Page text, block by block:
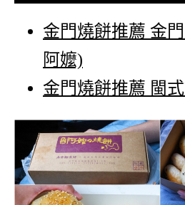
金門燒餅推薦 金
阿嬤)
金門燒餅推薦 閩